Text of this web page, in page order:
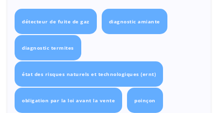
détecteur de fuite de gaz diagnostic amiante
diagnostic termites
état des risques naturels et technologiques (ernt)
obligation par la loi avant la vente poinçon